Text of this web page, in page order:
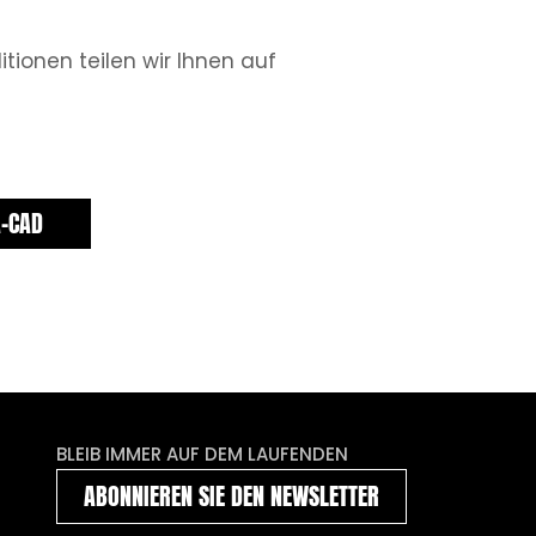
teilen wir Ihnen auf
CAD
BLEIB IMMER AUF DEM LAUFENDEN
ABONNIEREN SIE DEN NEWSLETTER